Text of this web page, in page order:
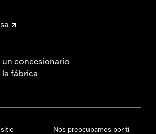
concesionario
fábrica
Nos preocupamos por ti